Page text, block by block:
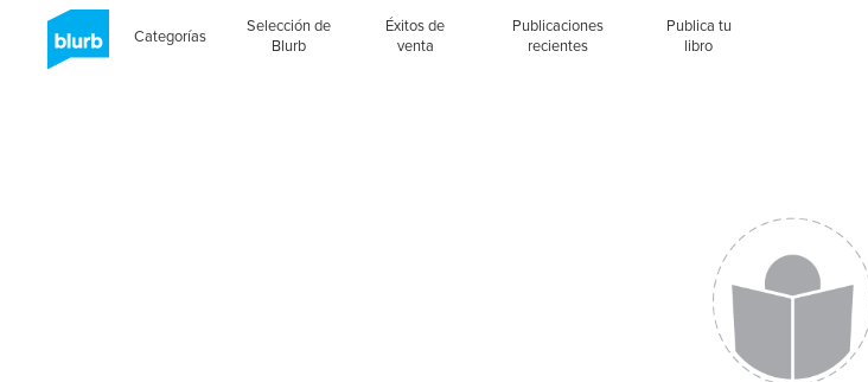
Categorías
Selección de
Blurb
Éxitos de
venta
Publicaciones
recientes
Publica tu
libro